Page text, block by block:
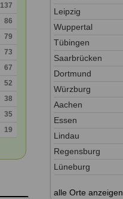
137
86
79
73
67
52
38
35
19
Leipzig
Wuppertal
Tübingen
Saarbrücken
Dortmund
Würzburg
Aachen
Essen
Lindau
Regensburg
Lüneburg
alle Orte anzeigen